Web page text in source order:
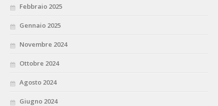
Febbraio 2025
Gennaio 2025
Novembre 2024
Ottobre 2024
Agosto 2024
Giugno 2024